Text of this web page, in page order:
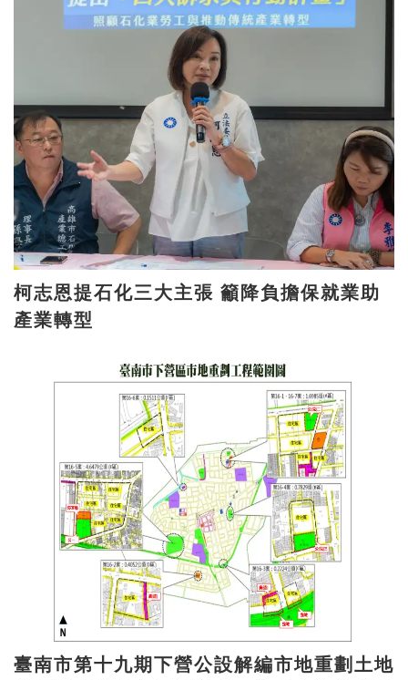
柯志恩提石化三大主張 籲降負擔保就業助
產業轉型
臺南市第十九期下營公設解編市地重劃土地